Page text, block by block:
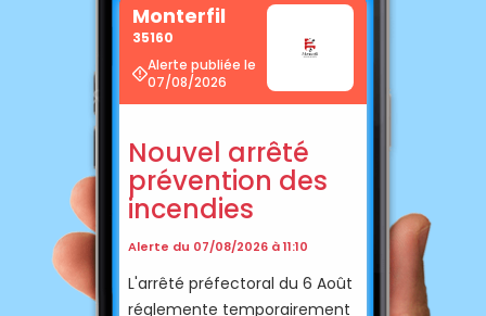
Monterfil
35160
Alerte publiée le
07/08/2026
Nouvel arrêté
prévention des
incendies
Alerte du 07/08/2026 à 11:10
L'arrêté préfectoral du 6 Août
réglemente temporairement